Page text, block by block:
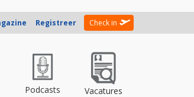
Registreer Check in
Podcasts Vacatures